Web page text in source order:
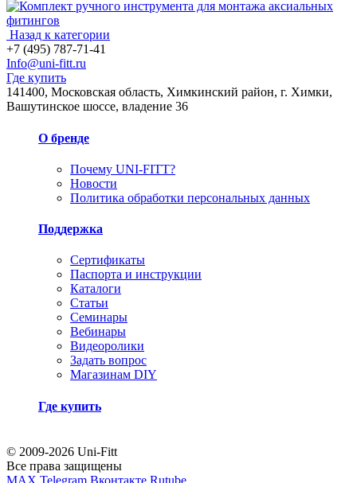
Назад к категории
+7 (495) 787-71-41
Info@uni-fitt.ru
Где купить
141400, Московская область, Химкинский район, г. Химки,
Вашутинское шоссе, владение 36
О бренде
Почему UNI-FITT?
Новости
Политика обработки персональных данных
Поддержка
Сертификаты
Паспорта и инструкции
Каталоги
Статьи
Семинары
Вебинары
Видеоролики
Задать вопрос
Магазинам DIY
Где купить
© 2009-2026 Uni-Fitt
Все права защищены
MAX Telegram Вконтакте Rutube